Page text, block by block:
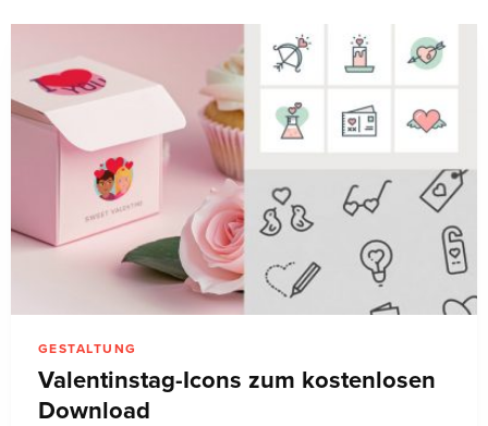
GESTALTUNG
Valentinstag-Icons zum kostenlosen
Download